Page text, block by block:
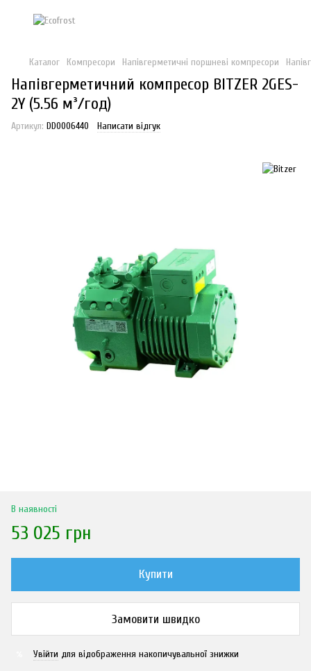
Каталог Компресори Напівгерметичні поршневі компресори
Напівгерметичний компресор BITZER 2GES-
2Y (5.56 м³/год)
Артикул: DD0006440 Написати відгук
В наявності
53 025 грн
Купити
Замовити швидко
Увійти для відображення накопичувальної знижки